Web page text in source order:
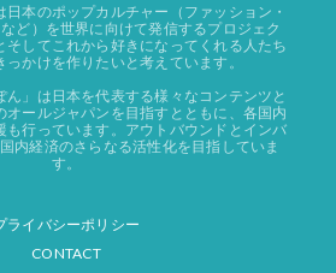
日本のポップカルチャー（ファッション・
ど）を世界に向けて発信するプロジェク
そしてこれから好きになってくれる人たち
かけを作りたいと考えています。
ん」は日本を代表する様々なコンテンツと
オールジャパンを目指すとともに、各国内
も行っています。アウトバウンドとインバ
内経済のさらなる活性化を目指していま
す。
ライバシーポリシー
CONTACT